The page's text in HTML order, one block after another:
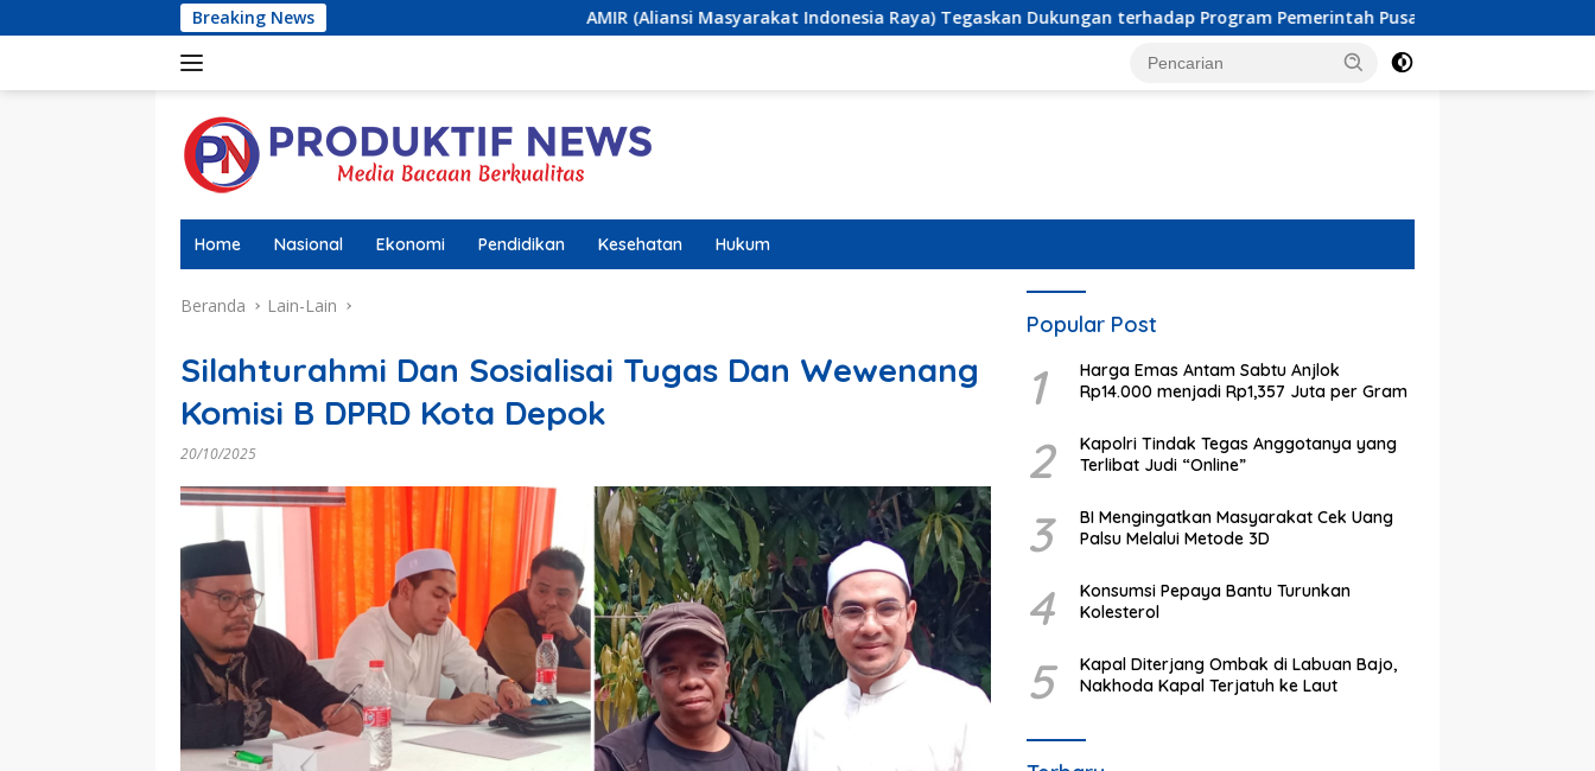
ke
Breaking News AMIR (Aliansi Masyarakat Indonesia Raya) Tegaskan Dukungan terhadap Program Pemerintah Pusat dan Pemkot Depok
Home Nasional Ekonomi Pendidikan Kesehatan Hukum
Beranda Lain-Lain
Silahturahmi Dan Sosialisai Tugas Dan Wewenang
Komisi B DPRD Kota Depok
20/10/2025
Popular Post
1
Harga Emas Antam Sabtu Anjlok
Rp14.000 menjadi Rp1,357 Juta per Gram
2
Kapolri Tindak Tegas Anggotanya yang
Terlibat Judi “Online”
3
BI Mengingatkan Masyarakat Cek Uang
Palsu Melalui Metode 3D
4
Konsumsi Pepaya Bantu Turunkan
Kolesterol
5
Kapal Diterjang Ombak di Labuan Bajo,
Nakhoda Kapal Terjatuh ke Laut